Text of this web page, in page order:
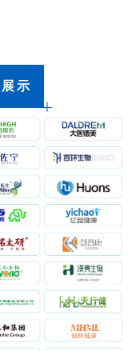
示